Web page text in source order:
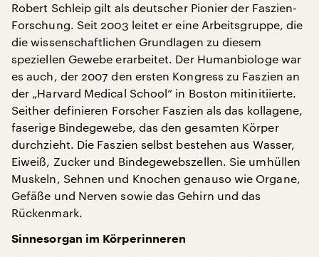
Robert Schleip gilt als deutscher Pionier der Faszien-
Forschung. Seit 2003 leitet er eine Arbeitsgruppe, die
die wissenschaftlichen Grundlagen zu diesem
speziellen Gewebe erarbeitet. Der Humanbiologe war
es auch, der 2007 den ersten Kongress zu Faszien an
der „Harvard Medical School“ in Boston mitinitiierte.
Seither definieren Forscher Faszien als das kollagene,
faserige Bindegewebe, das den gesamten Körper
durchzieht. Die Faszien selbst bestehen aus Wasser,
Eiweiß, Zucker und Bindegewebszellen. Sie umhüllen
Muskeln, Sehnen und Knochen genauso wie Organe,
Gefäße und Nerven sowie das Gehirn und das
Rückenmark.
Sinnesorgan im Körperinneren